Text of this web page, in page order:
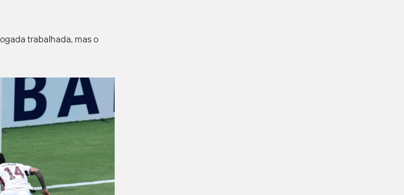
trabalhada, mas o